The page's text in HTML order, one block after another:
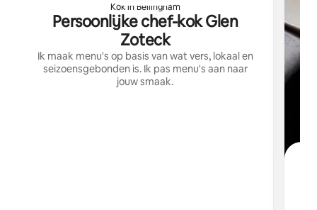
Kok in Bellingham
Persoonlijke chef-kok Glen
Zoteck
Ik maak menu's op basis van wat vers, lokaal en
seizoensgebonden is. Ik pas menu's aan naar
jouw smaak.